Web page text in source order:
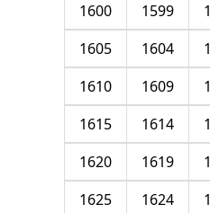
1599
1600
1604
1605
1609
1610
1614
1615
1619
1620
1624
1625